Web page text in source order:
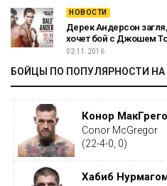
НОВОСТИ
Дерек Андерсон
хочет бой с Джошем
02.11.2016
БОЙЦЫ ПО ПОПУЛЯРНОСТИ НА
Конор
Conor McGregor
(22-4-0, 0)
Хабиб